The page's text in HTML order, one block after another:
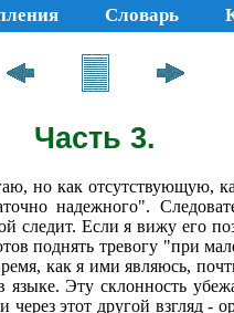
Словарь
Часть 3.
но как отсутствующую,
надежного".
следит. Если я вижу его
поднять тревогу "при
как я ими являюсь,
Эту склонность
этот другой взгляд -